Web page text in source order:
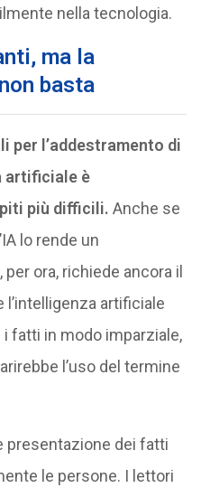
nella tecnologia.
ma la
basta
per l’addestramento di
artificiale è
più difficili. Anche se
lo rende un
ora, richiede ancora il
artificiale
fatti in modo imparziale,
l’uso del termine
presentazione dei fatti
le persone. I lettori